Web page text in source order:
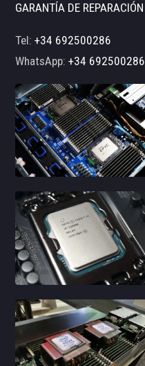
GARANTÍA DE REPARACIÓN
Tel:+34 692500286
WhatsApp:+34 692500286